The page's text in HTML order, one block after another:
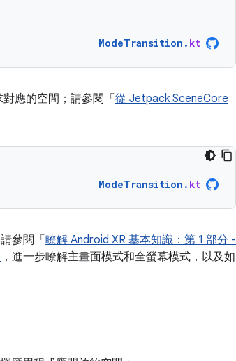
ModeTransition . kt
對應的空間；請參閱「 從 Jetpack SceneCore
ModeTransition . kt
參閱「 瞭解 Android XR 基本知識：第 1 部分 -
，進一步瞭解主畫面模式和全螢幕模式，以及如